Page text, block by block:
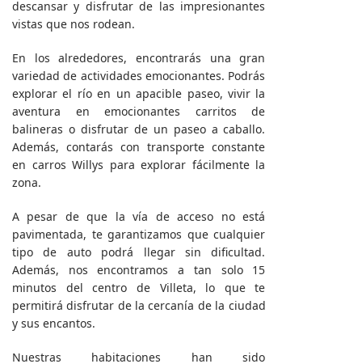
descansar y disfrutar de las impresionantes
vistas que nos rodean.
En los alrededores, encontrarás una gran
variedad de actividades emocionantes. Podrás
explorar el río en un apacible paseo, vivir la
aventura en emocionantes carritos de
balineras o disfrutar de un paseo a caballo.
Además, contarás con transporte constante
en carros Willys para explorar fácilmente la
zona.
A pesar de que la vía de acceso no está
pavimentada, te garantizamos que cualquier
tipo de auto podrá llegar sin dificultad.
Además, nos encontramos a tan solo 15
minutos del centro de Villeta, lo que te
permitirá disfrutar de la cercanía de la ciudad
y sus encantos.
Nuestras habitaciones han sido